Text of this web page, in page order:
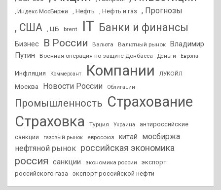
, Индекс МосБиржи , Нефть , Нефть и газ , Прогнозы
, США , ЦБ brent IT Банки и финансы
Бизнес В России Валюта Валютный рынок
Владимир
Путин
Военная операция по защите Донбасса Деньги Европа
Инфляция Коммерсант Компании ЛУКОЙЛ
Москва Новости России Облигации
Промышленность Страхование
Страховка
Турция Украина
антироссийские
санкции
газовый рынок евросоюз китай
мосбиржа
нефтяной рынок российская экономика
россия санкции экономика россии
экспорт
российского газа
экспорт российской нефти